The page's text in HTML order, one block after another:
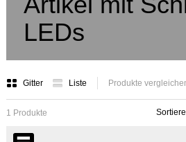
LEDs
Gitter Liste Produkte
1 Produkte